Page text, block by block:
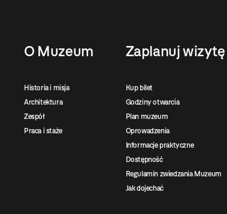
O Muzeum
Historia i misja
Architektura
Zespół
Praca i staże
Zaplanuj wizytę
Kup bilet
Godziny otwarcia
Plan muzeum
Oprowadzenia
Informacje praktyczne
Dostępność
Regulamin zwiedzania Muzeum
Jak dojechać